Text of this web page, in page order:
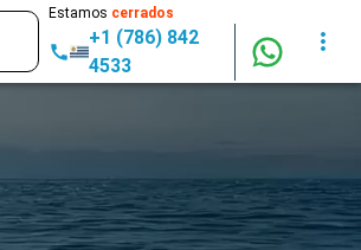
Estamos cerrados
+1 (786) 842
4533